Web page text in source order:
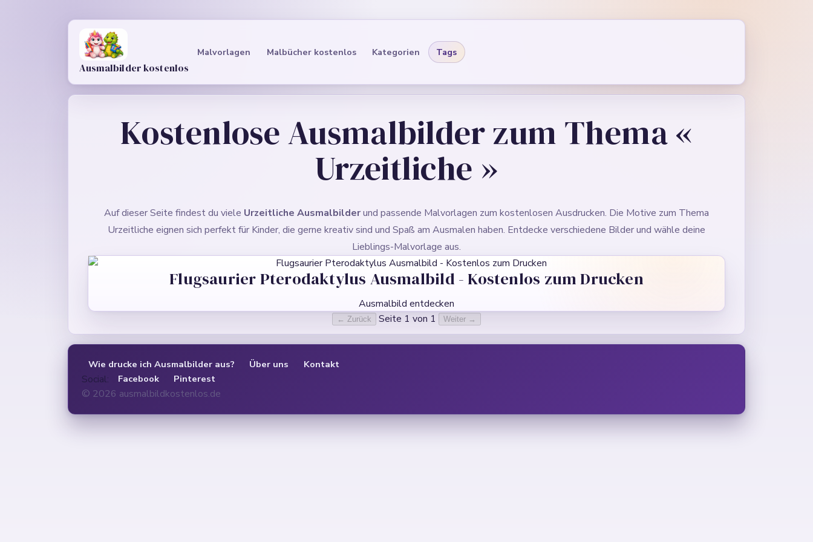
Ausmalbilder kostenlos
Malvorlagen Malbücher kostenlos Kategorien Tags
Kostenlose Ausmalbilder zum Thema «
Urzeitliche »
Auf dieser Seite findest du viele Urzeitliche Ausmalbilderund passende Malvorlagen zum kostenlosen Ausdrucken. Die Motive zum Thema
Urzeitliche eignen sich perfekt für Kinder, die gerne kreativ sind und Spaß am Ausmalen haben. Entdecke verschiedene Bilder und wähle deine
Lieblings-Malvorlage aus.
Flugsaurier Pterodaktylus Ausmalbild - Kostenlos zum Drucken
Ausmalbild entdecken
← Zurück Seite 1 von 1 Weiter →
Wie drucke ich Ausmalbilder aus? Über uns Kontakt
Social: Facebook Pinterest
© 2026 ausmalbildkostenlos.de